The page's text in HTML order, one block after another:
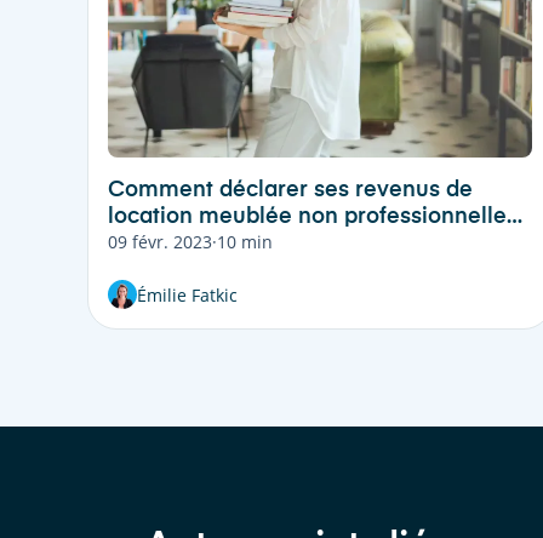
Comment déclarer ses revenus de
location meublée non professionnelle
(LMNP) ?
09 févr. 2023·10 min
Émilie Fatkic